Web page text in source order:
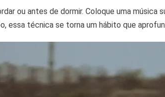
ou antes de dormir. Coloque uma música
essa técnica se torna um hábito que